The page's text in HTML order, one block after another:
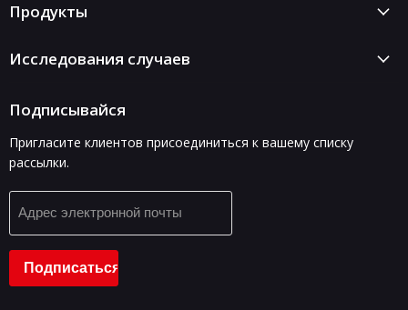
Продукты
Исследования случаев
Подписывайся
Пригласите клиентов присоединиться к вашему списку
рассылки.
Адрес электронной почты
Подписаться